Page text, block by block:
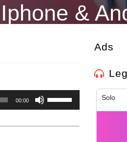
&
00:00
Ads
Solo
site you agree to our use of cookies.